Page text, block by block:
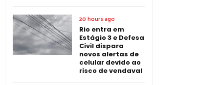
20 hours ago
Rio entra em
Estágio 3 e Defesa
Civil dispara
novos alertas de
celular devido ao
risco de vendaval